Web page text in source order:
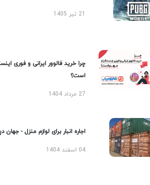
چرا خرید فالوور ایرانی و فوری
است؟
27 مرداد 1404
اجاره انبار برای لوازم منزل - جهان دپو
04 اسفند 1404